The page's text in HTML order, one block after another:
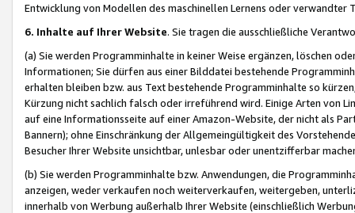
Entwicklung von Modellen des maschinellen Lernens oder
6. Inhalte auf Ihrer Website. Sie tragen die ausschließliche
(a) Sie werden Programminhalte in keiner Weise ergänzen, löschen
Informationen; Sie dürfen aus einer Bilddatei bestehende
erhalten bleiben bzw. aus Text bestehende Programminhalte so
Kürzung nicht sachlich falsch oder irreführend wird. Einige Arten von
auf eine Informationsseite auf einer Amazon-Website, der nicht als
Bannern); ohne Einschränkung der Allgemeingültigkeit des
Besucher Ihrer Website unsichtbar, unlesbar oder unentzifferbar
(b) Sie werden Programminhalte bzw. Anwendungen, die
anzeigen, weder verkaufen noch weiterverkaufen, weitergeben,
innerhalb von Werbung außerhalb Ihrer Website (einschließlich